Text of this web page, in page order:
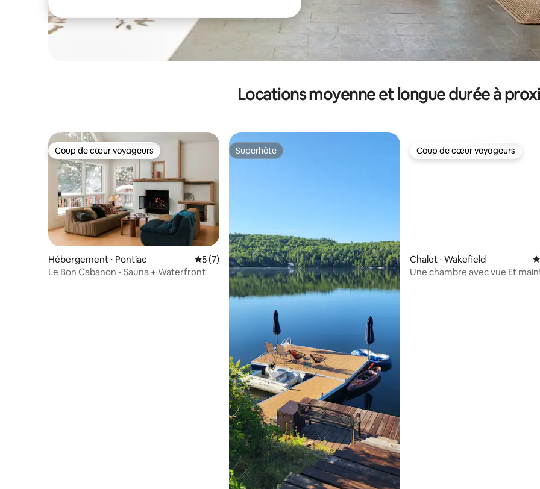
Locations moyenne et longue durée à
Coup de cœur voyageurs
Coup de cœur voyageurs
Hébergement ⋅ Pontiac Évaluation moyenne sur la base de 7 commentaires : 5 sur 5
5 (7)
Le Bon Cabanon - Sauna + Waterfront
Superhôte
Superhôte Coup de cœur voyageurs
Coup de cœur voyageurs
Chalet ⋅ Wakefield
Une chambre avec vue Et maintenant,